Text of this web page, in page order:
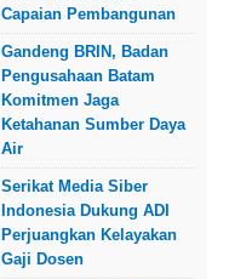
Capaian Pembangunan
Gandeng BRIN, Badan
Pengusahaan Batam
Komitmen Jaga
Ketahanan Sumber Daya
Air
Serikat Media Siber
Indonesia Dukung ADI
Perjuangkan Kelayakan
Gaji Dosen